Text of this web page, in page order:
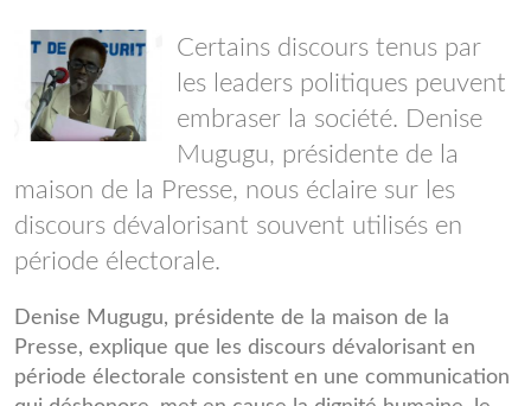
Denise-
Mugugu.jpg
Certains discours tenus par
les leaders politiques peuvent
embraser la société. Denise
Mugugu, présidente de la
maison de la Presse, nous éclaire sur les
discours dévalorisant souvent utilisés en
période électorale.
Denise Mugugu, présidente de la maison de la
Presse, explique que les discours dévalorisant en
période électorale consistent en une communication